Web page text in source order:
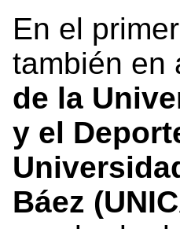
En el
también en
de la
y el
Báez